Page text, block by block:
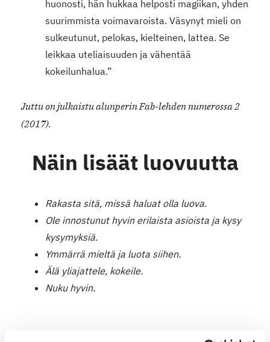
huonosti, hän hukkaa helposti magiikan, yhden
suurimmista voimavaroista. Väsynyt mieli on
sulkeutunut, pelokas, kielteinen, lattea. Se
leikkaa uteliaisuuden ja vähentää
kokeilunhalua.”
Juttu on julkaistu alunperin Fab-lehden numerossa 2
(2017).
Näin lisäät luovuutta
Rakasta sitä, missä haluat olla luova.
Ole innostunut hyvin erilaista asioista ja kysy
kysymyksiä.
Ymmärrä mieltä ja luota siihen.
Älä yliajattele, kokeile.
Nuku hyvin.